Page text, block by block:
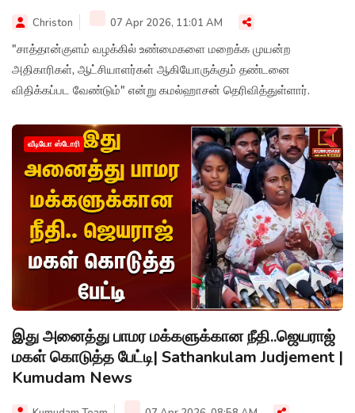
Christon 07 Apr 2026, 11:01 AM
"சாத்தான்குளம் வழக்கில் உண்மைகளை மறைக்க முயன்ற
அதிகாரிகள், ஆட்சியாளர்கள் ஆகியோருக்கும் தண்டனை
விதிக்கப்பட வேண்டும்" என்று கமல்ஹாசன் தெரிவித்துள்ளார்.
வீடியோ ஸ்டோரி
இது அனைத்து பாமர மக்களுக்கான நீதி..ஜெயராஜ்
மகள் கொடுத்த பேட்டி| Sathankulam Judjement |
Kumudam News